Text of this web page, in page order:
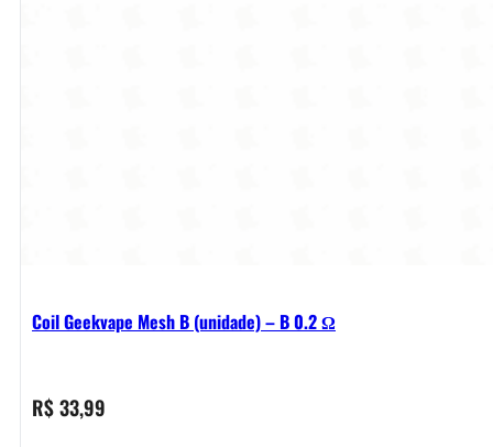
Coil Geekvape Mesh B (unidade) – B 0.2 Ω
R$33,99